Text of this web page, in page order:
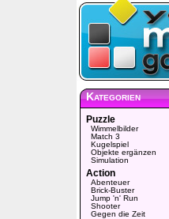
Kategorien
Puzzle
Wimmelbilder
Match 3
Kugelspiel
Objekte ergänzen
Simulation
Action
Abenteuer
Brick-Buster
Jump 'n' Run
Shooter
Gegen die Zeit